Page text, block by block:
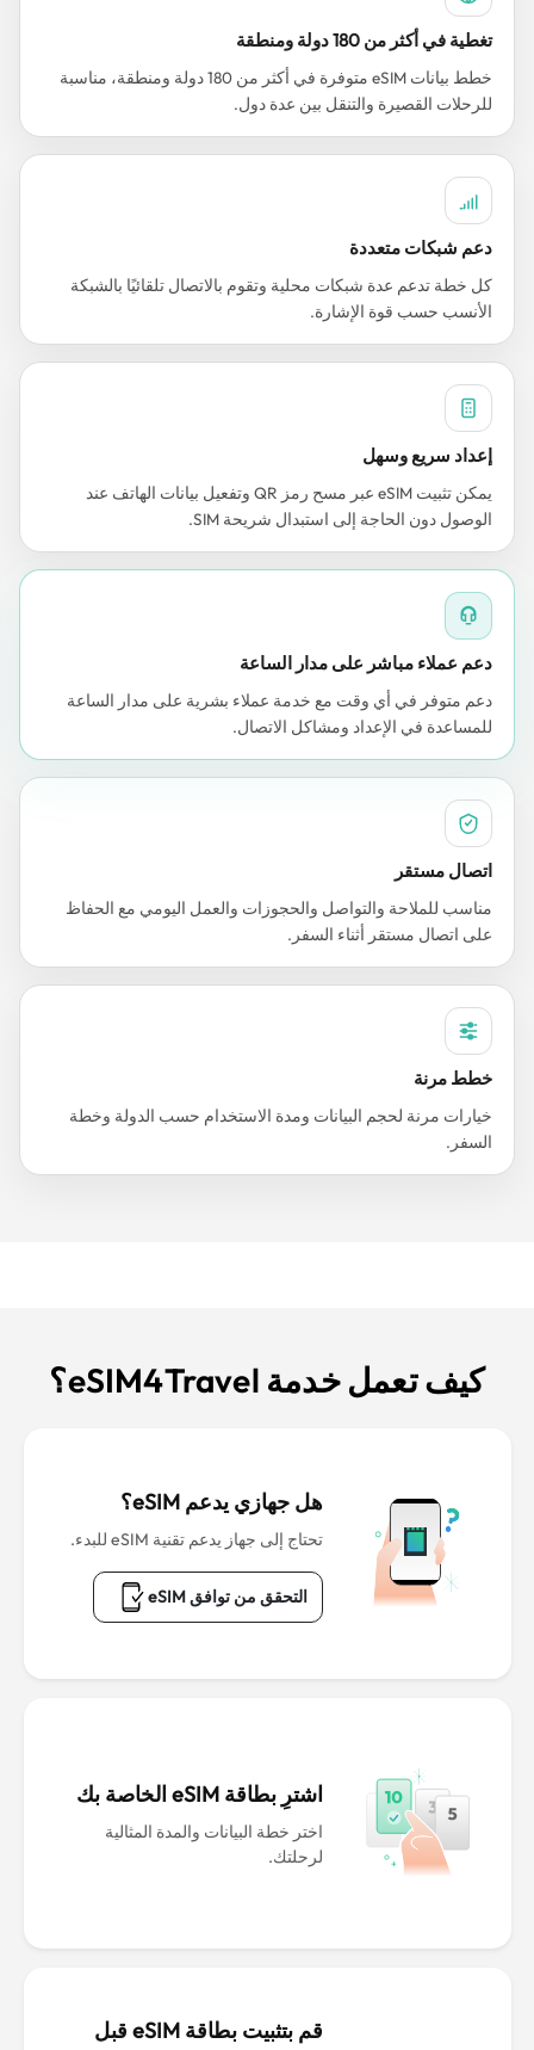
تغطية في أكثر من 180 دولة ومنطقة
خطط بيانات eSIM متوفرة في أكثر من 180 دولة ومنطقة، مناسبة
للرحلات القصيرة والتنقل بين عدة دول.
دعم شبكات متعددة
كل خطة تدعم عدة شبكات محلية وتقوم بالاتصال تلقائيًا بالشبكة
الأنسب حسب قوة الإشارة.
إعداد سريع وسهل
يمكن تثبيت eSIM عبر مسح رمز QR وتفعيل بيانات الهاتف عند
الوصول دون الحاجة إلى استبدال شريحة SIM.
دعم عملاء مباشر على مدار الساعة
دعم متوفر في أي وقت مع خدمة عملاء بشرية على مدار الساعة
للمساعدة في الإعداد ومشاكل الاتصال.
اتصال مستقر
مناسب للملاحة والتواصل والحجوزات والعمل اليومي مع الحفاظ
على اتصال مستقر أثناء السفر.
خطط مرنة
خيارات مرنة لحجم البيانات ومدة الاستخدام حسب الدولة وخطة
السفر.
كيف تعمل خدمة eSIM4Travel؟
هل جهازي يدعم eSIM؟
تحتاج إلى جهاز يدعم تقنية eSIM للبدء.
التحقق من توافق eSIM
اشترِ بطاقة eSIM الخاصة بك
اختر خطة البيانات والمدة المثالية
لرحلتك.
قم بتثبيت بطاقة eSIM قبل